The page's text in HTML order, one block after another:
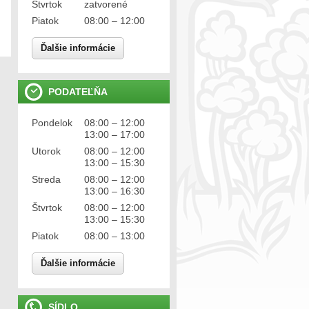
Štvrtok
zatvorené
Piatok
08:00 – 12:00
Ďalšie informácie
PODATEĽŇA
Pondelok
08:00 – 12:00
13:00 – 17:00
Utorok
08:00 – 12:00
13:00 – 15:30
Streda
08:00 – 12:00
13:00 – 16:30
Štvrtok
08:00 – 12:00
13:00 – 15:30
Piatok
08:00 – 13:00
Ďalšie informácie